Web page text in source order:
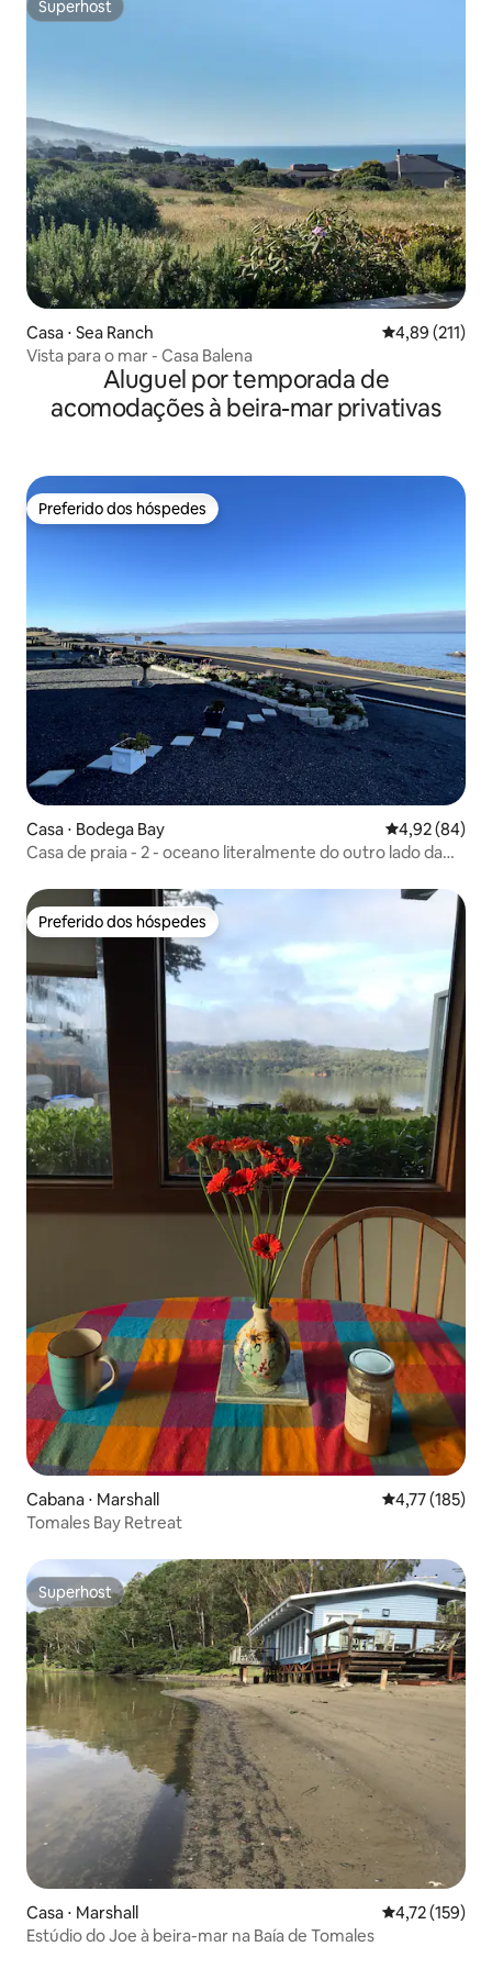
Superhost
Superhost
Casa ⋅ Sea Ranch 4,89 de uma
4,89 (211)
Vista para o mar - Casa Balena
Aluguel por temporada de
acomodações à beira-mar privativas
Preferido dos hóspedes
Preferido dos hóspedes
Casa ⋅ Bodega Bay 4,92 de uma
4,92 (84)
Casa de praia - 2 - oceano literalmente do outro lado da
Preferido dos hóspedes
Preferido dos hóspedes
Cabana ⋅ Marshall 4,77 de uma
4,77 (185)
Tomales Bay Retreat
Superhost
Superhost
Casa ⋅ Marshall 4,72 de uma
4,72 (159)
Estúdio do Joe à beira-mar na Baía de Tomales